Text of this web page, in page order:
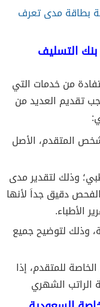
بطاقة مدى تعرف
التسليف
منخدمات التي
تقديم العديد من
المتقدم، الأصل
وذلك لتقدير مدى
دقيق جداَ لأنها
الأطباء.
وذلك لتوضيح جميع
للمتقدم، إذا
الشهري